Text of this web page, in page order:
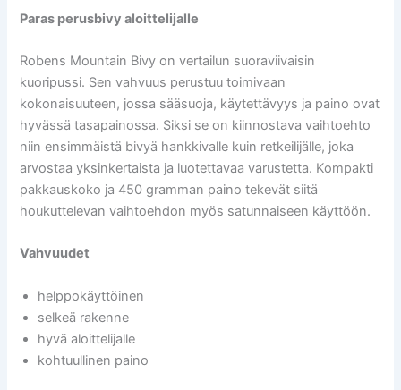
Paras perusbivy aloittelijalle
Robens Mountain Bivy on vertailun suoraviivaisin
kuoripussi. Sen vahvuus perustuu toimivaan
kokonaisuuteen, jossa sääsuoja, käytettävyys ja paino ovat
hyvässä tasapainossa. Siksi se on kiinnostava vaihtoehto
niin ensimmäistä bivyä hankkivalle kuin retkeilijälle, joka
arvostaa yksinkertaista ja luotettavaa varustetta. Kompakti
pakkauskoko ja 450 gramman paino tekevät siitä
houkuttelevan vaihtoehdon myös satunnaiseen käyttöön.
Vahvuudet
helppokäyttöinen
selkeä rakenne
hyvä aloittelijalle
kohtuullinen paino